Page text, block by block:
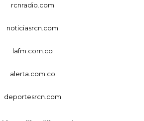
rcnradio.com
noticiasrcn.com
lafm.com.co
alerta.com.co
deportesrcn.com